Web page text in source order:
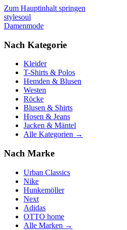
Zum Hauptinhalt springen
stylesoul
Damenmode
Nach Kategorie
Kleider
T-Shirts & Polos
Hemden & Blusen
Westen
Röcke
Blusen & Shirts
Hosen & Jeans
Jacken & Mäntel
Alle Kategorien →
Nach Marke
Urban Classics
Nike
Hunkemöller
Next
Adidas
OTTO home
Alle Marken →